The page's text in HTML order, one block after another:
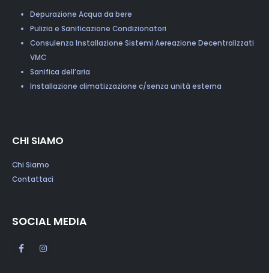
Depurazione Acqua da bere
Pulizia e Sanificazione Condizionatori
Consulenza Installazione Sistemi Aereazione Decentralizzati
VMC
Sanifica dell’aria
Installazione climatizzazione c/senza unità esterna
CHI SIAMO
Chi Siamo
Contattaci
SOCIAL MEDIA